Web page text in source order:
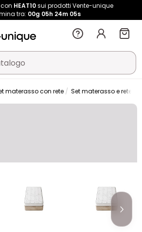
HEAT10sui prodotti Vente-unique
tra: 00g 05h 24m 04s
materasso con rete Set materasso e rete